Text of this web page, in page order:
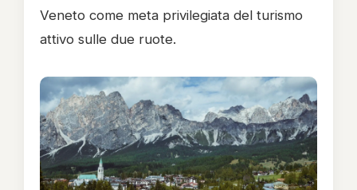
Veneto come meta privilegiata del turismo
attivo sulle due ruote.